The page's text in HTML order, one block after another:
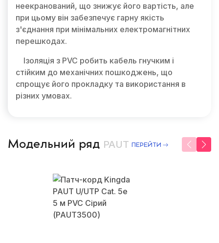
неекранований, що знижує його вартість, але
при цьому він забезпечує гарну якість
з'єднання при мінімальних електромагнітних
перешкодах.
Ізоляція з PVC робить кабель гнучким і
стійким до механічних пошкоджень, що
спрощує його прокладку та використання в
різних умовах.
Модельний ряд PAUT ПЕРЕЙТИ